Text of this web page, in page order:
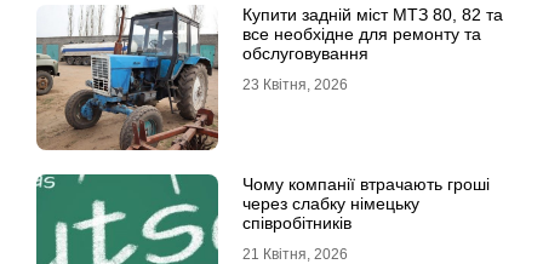
Купити задній міст МТЗ 80, 82 та
все необхідне для ремонту та
обслуговування
23 Квітня, 2026
Чому компанії втрачають гроші
через слабку німецьку
співробітників
21 Квітня, 2026